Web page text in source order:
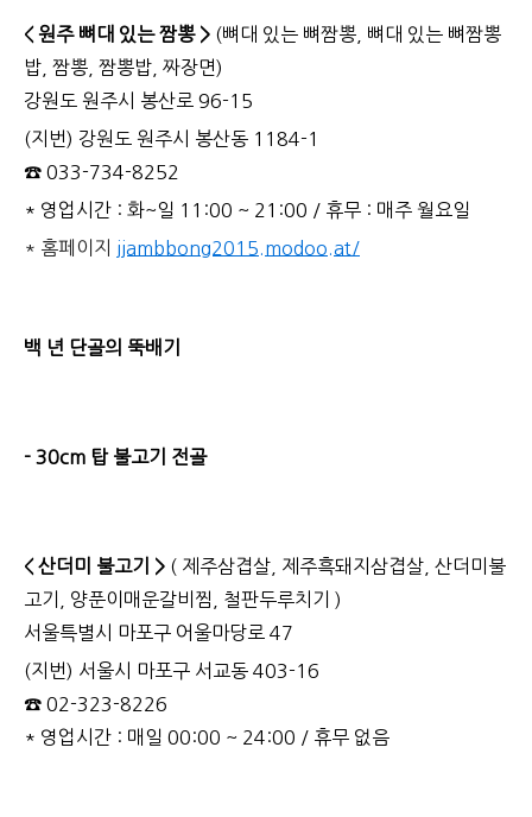
< 원주 뼈대 있는 짬뽕 > (뼈대 있는 뼈짬뽕, 뼈대 있는 뼈짬뽕
밥, 짬뽕, 짬뽕밥, 짜장면)
강원도 원주시 봉산로 96-15
(지번) 강원도 원주시 봉산동 1184-1
☎ 033-734-8252
* 영업시간 : 화~일 11:00 ~ 21:00 / 휴무 : 매주 월요일
* 홈페이지 jjambbong2015.modoo.at/
백 년 단골의 뚝배기
- 30cm 탑 불고기 전골
< 산더미 불고기 > ( 제주삼겹살, 제주흑돼지삼겹살, 산더미불
고기, 양푼이매운갈비찜, 철판두루치기 )
서울특별시 마포구 어울마당로 47
(지번) 서울시 마포구 서교동 403-16
☎ 02-323-8226
* 영업시간 : 매일 00:00 ~ 24:00 / 휴무 없음